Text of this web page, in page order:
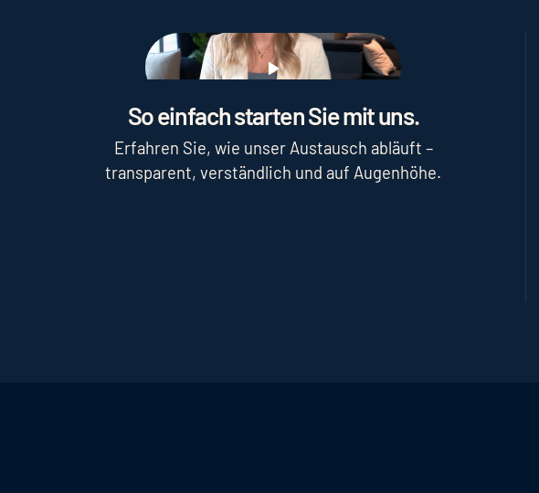
Play
So einfach starten Sie mit uns.
Erfahren Sie, wie unser Austausch abläuft –
transparent, verständlich und auf Augenhöhe.